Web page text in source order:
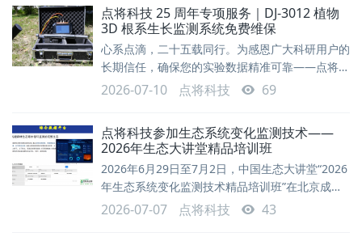
高的。 国产品牌：低端型号的精度基本在
±3ppm，有的是量程的3%（60ppm左右了），
与进
点将科技 25 周年专项服务｜DJ-3012 植物
3D 根系生长监测系统免费维保
心系点滴，二十五载同行。为感恩广大科研用户的
长期信任，确保您的实验数据精准可靠——点将科
技25周年专项维保计划，正式启动。 您将免费获
2026-07-10 点将科技 69
点将科技参加生态系统变化监测技术——
2026年生态大讲堂精品培训班
2026年6月29日至7月2日，中国生态大讲堂“2026
年生态系统变化监测技术精品培训班”在北京成功
举办，为期4天。本次培训班突出“理论研讨-案例
分享-野外实习”相结合的特色，围绕国家生态系统
2026-07-07 点将科技 43